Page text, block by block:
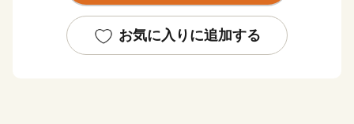
暖地性を生かした農業も盛んで、特にお茶や電照菊の一
大生産地となっています。
お気に入りに追加する